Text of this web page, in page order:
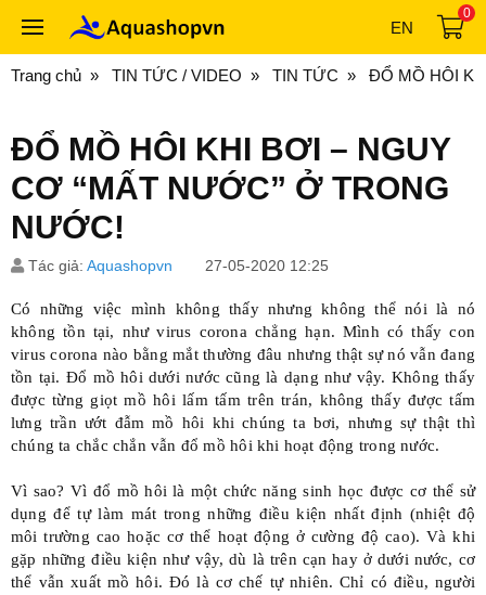
EN
0
Trang chủ TIN TỨC / VIDEO TIN TỨC ĐỔ MỒ HÔI
ĐỔ MỒ HÔI KHI BƠI – NGUY
CƠ “MẤT NƯỚC” Ở TRONG
NƯỚC!
Tác giả: Aquashopvn 27-05-2020 12:25
Có những việc mình không thấy nhưng không thể nói là nó
không tồn tại, như virus corona chẳng hạn. Mình có thấy con
virus corona nào bằng mắt thường đâu nhưng thật sự nó vẫn đang
tồn tại. Đổ mồ hôi dưới nước cũng là dạng như vậy. Không thấy
được từng giọt mồ hôi lấm tấm trên trán, không thấy được tấm
lưng trần ướt đẫm mồ hôi khi chúng ta bơi, nhưng sự thật thì
chúng ta chắc chắn vẫn đổ mồ hôi khi hoạt động trong nước.
Vì sao? Vì đổ mồ hôi là một chức năng sinh học được cơ thể sử
dụng để tự làm mát trong những điều kiện nhất định (nhiệt độ
môi trường cao hoặc cơ thể hoạt động ở cường độ cao). Và khi
gặp những điều kiện như vậy, dù là trên cạn hay ở dưới nước, cơ
thể vẫn xuất mồ hôi. Đó là cơ chế tự nhiên. Chỉ có điều, người